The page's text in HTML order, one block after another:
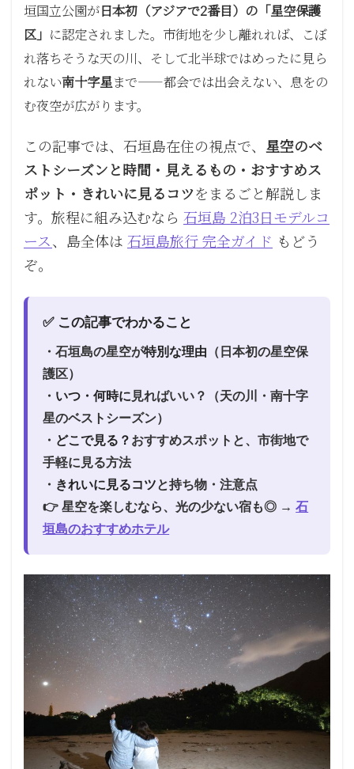
垣国立公園が日本初（アジアで2番目）の「星空保護
区」 に認定されました。市街地を少し離れれば、こぼ
れ落ちそうな天の川、そして北半球ではめったに見ら
れない南十字星まで——都会では出会えない、息をの
む夜空が広がります。
この記事では、石垣島在住の視点で、 星空のベ
ストシーズンと時間・見えるもの・おすすめス
ポット・きれいに見るコツをまるごと解説しま
す。旅程に組み込むなら 石垣島 2泊3日モデルコ
ース、島全体は 石垣島旅行 完全ガイド もどう
ぞ。
✅ この記事でわかること
・石垣島の星空が特別な理由 （日本初の星空保
護区）
・ いつ・何時に 見ればいい？（天の川・南十字
星のベストシーズン）
・ どこで見る？ おすすめスポットと、市街地で
手軽に見る方法
・ きれいに見るコツと持ち物・注意点
👉 星空を楽しむなら、光の少ない宿も◎ →石
垣島のおすすめホテル